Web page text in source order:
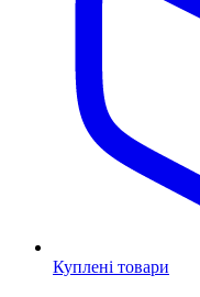
Куплені товари